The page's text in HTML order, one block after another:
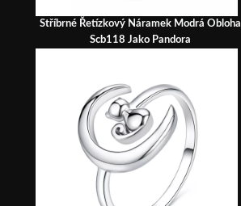
Stříbrné Řetízkový Náramek Modrá Obloha
Scb118 Jako Pandora